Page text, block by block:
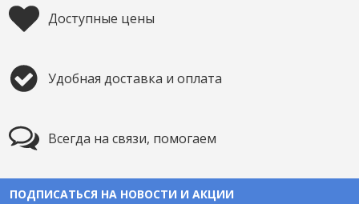
Доступные цены
Удобная доставка и оплата
Всегда на связи, помогаем
ПОДПИСАТЬСЯ НА НОВОСТИ И АКЦИИ